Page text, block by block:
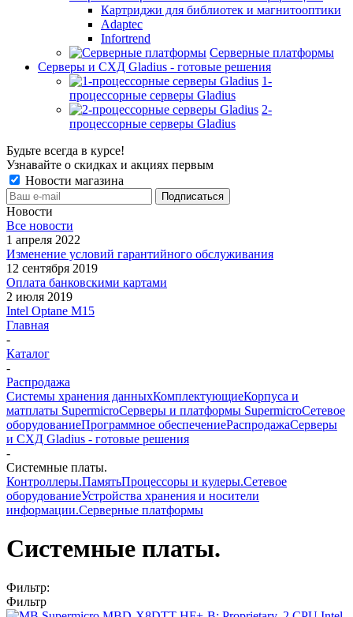
Картриджи для библиотек и магнитооптики
Adaptec
Infortrend
Серверные платформы
Серверы и СХД Gladius - готовые решения
1-
процессорные серверы Gladius
2-
процессорные серверы Gladius
Будьте всегда в курсе!
Узнавайте о скидках и акциях первым
Новости магазина
Новости
Все новости
1 апреля 2022
Изменение условий гарантийного обслуживания
12 сентября 2019
Оплата банковскими картами
2 июля 2019
Intel Optane M15
Главная
-
Каталог
-
Распродажа
Системы хранения данныхКомплектующиеКорпуса и
матплаты SupermicroСерверы и платформы SupermicroСетевое
оборудованиеПрограммное обеспечениеРаспродажаСерверы
и СХД Gladius - готовые решения
-
Системные платы.
Контроллеры.ПамятьПроцессоры и кулеры.Сетевое
оборудованиеУстройства хранения и носители
информации.Серверные платформы
Системные платы.
Фильтр:
Фильтр